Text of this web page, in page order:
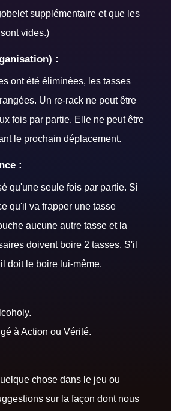
supplémentaire et que les
vides.)
:
ont été éliminées, les tasses
Un re-rack ne peut être
fois par partie. Elle ne peut être
le prochain déplacement.
:
qu'une seule fois par partie. Si
qu'il va frapper une tasse
aucune autre tasse et la
doivent boire 2 tasses. S'il
doit le boire lui-même.
à Action ou Vérité.
chose dans le jeu ou
sur la façon dont nous